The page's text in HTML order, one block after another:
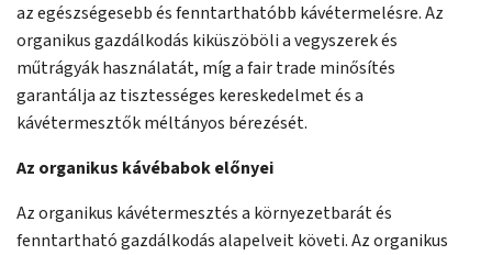
az egészségesebb és fenntarthatóbb kávétermelésre. Az
organikus gazdálkodás kiküszöböli a vegyszerek és
műtrágyák használatát, míg a fair trade minősítés
garantálja az tisztességes kereskedelmet és a
kávétermesztők méltányos bérezését.
Az organikus kávébabok előnyei
Az organikus kávétermesztés a környezetbarát és
fenntartható gazdálkodás alapelveit követi. Az organikus